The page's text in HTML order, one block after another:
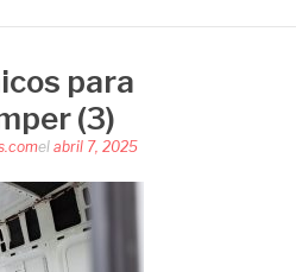
para
(3)
el abril 7, 2025